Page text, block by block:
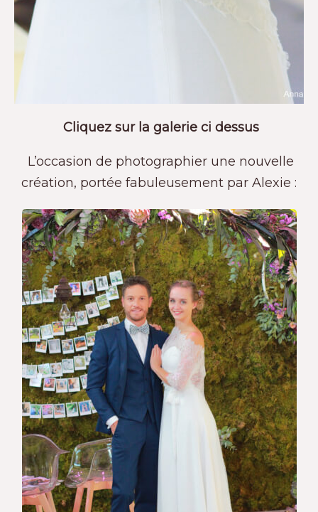
Une Robe Unique
robe Anna & June est toujours unique. C’est un «
de peau » fait pour Vous, et vous seule.
Cliquez sur la galerie ci dessus
L’occasion de photographier une nouvelle
création, portée fabuleusement par Alexie :